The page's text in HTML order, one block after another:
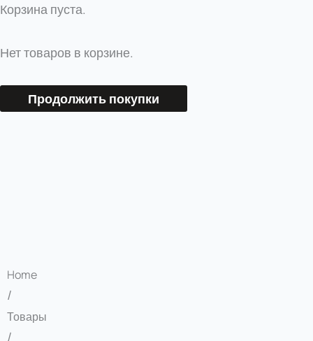
Корзина пуста.
Нет товаров в корзине.
Продолжить покупки
Home
/
Товары
/